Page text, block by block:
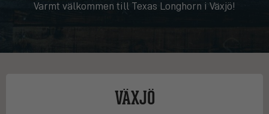
Varmt välkommen till Texas Longhorn i Växjö!
VÄXJÖ